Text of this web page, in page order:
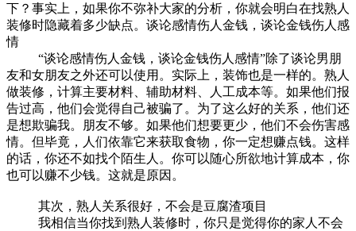
下？事实上，如果你不弥补大家的分析，你就会明白在找熟人
装修时隐藏着多少缺点。谈论感情伤人金钱，谈论金钱伤人感
情
“谈论感情伤人金钱，谈论金钱伤人感情”除了谈论男朋
友和女朋友之外还可以使用。实际上，装饰也是一样的。熟人
做装修，计算主要材料、辅助材料、人工成本等。如果他们报
告过高，他们会觉得自己被骗了。为了这么好的关系，他们还
是想欺骗我。朋友不够。如果他们想要更少，他们不会伤害感
情。但毕竟，人们依靠它来获取食物，你一定想赚点钱。这样
的话，你还不如找个陌生人。你可以随心所欲地计算成本，你
也可以赚不少钱。这就是原因。
其次，熟人关系很好，不会是豆腐渣项目
我相信当你找到熟人装修时，你只是觉得你的家人不会